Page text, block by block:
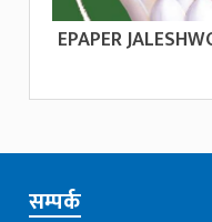
EPAPER
सम्पर्क